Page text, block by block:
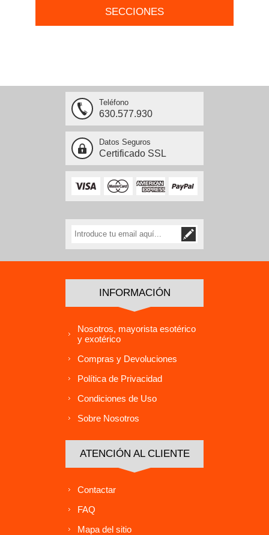
SECCIONES
Teléfono
630.577.930
Datos Seguros
Certificado SSL
INFORMACIÓN
Nosotros, mayorista esotérico
y exotérico
Compras y Devoluciones
Política de Privacidad
Condiciones de Uso
Sobre Nosotros
ATENCIÓN AL CLIENTE
Contactar
FAQ
Mapa del sitio